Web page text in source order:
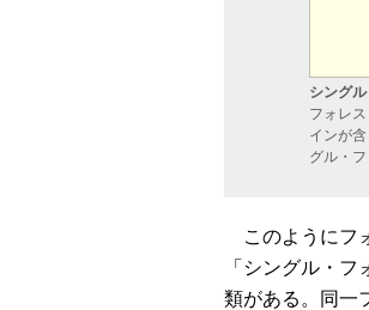
シング
フォレ
インが
グル・
このようにフ
「シングル・
類がある。同一